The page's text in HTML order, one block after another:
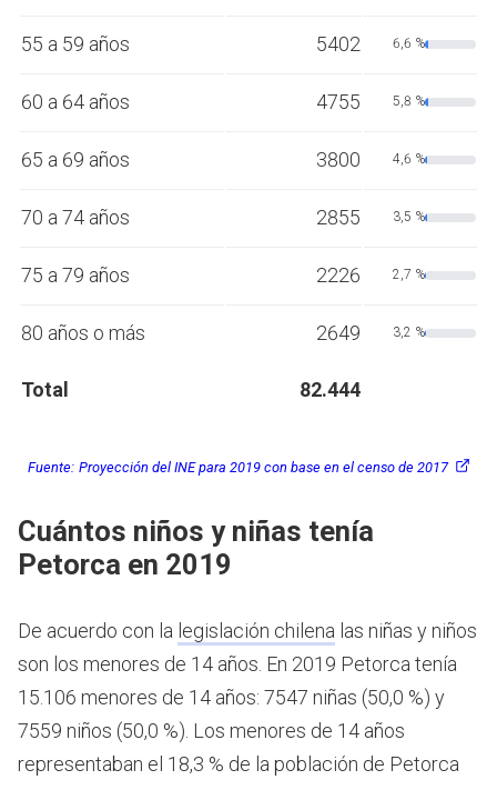
55 a 59 años 5402 6,6 %
60 a 64 años 4755 5,8 %
65 a 69 años 3800 4,6 %
70 a 74 años 2855 3,5 %
75 a 79 años 2226 2,7 %
80 años o más 2649 3,2 %
Total 82.444
Fuente: Proyección del INE para 2019 con base en el censo de 2017
Cuántos niños y niñas tenía
Petorca en 2019
De acuerdo con la legislación chilena las niñas y niños
son los menores de 14 años. En 2019 Petorca tenía
15.106 menores de 14 años: 7547 niñas (50,0 %) y
7559 niños (50,0 %). Los menores de 14 años
representaban el 18,3 % de la población de Petorca